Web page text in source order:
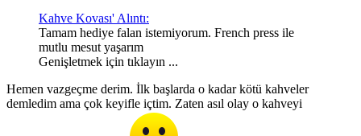
Kahve Kovası' Alıntı:
Tamam hediye falan istemiyorum. French press ile
mutlu mesut yaşarım
Genişletmek için tıklayın ...
Hemen vazgeçme derim. İlk başlarda o kadar kötü kahveler
demledim ama çok keyifle içtim. Zaten asıl olay o kahveyi